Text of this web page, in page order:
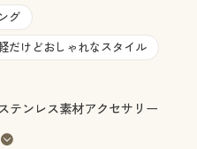
グ
だけどおしゃれなスタイル
テンレス素材アクセサリー